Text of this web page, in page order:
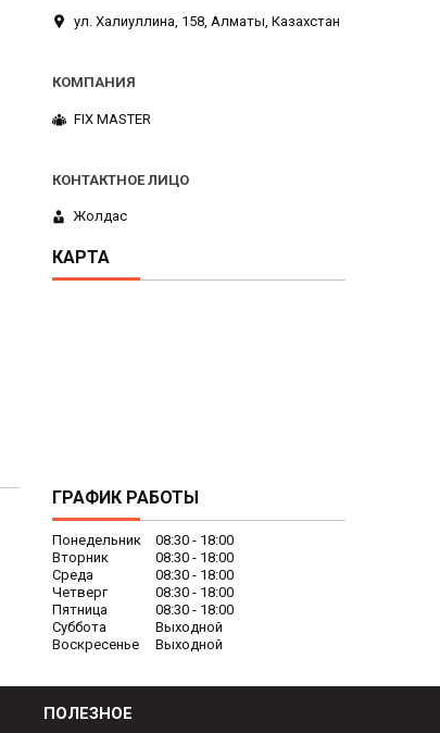
ул. Халиуллина, 158, Алматы, Казахстан
FIX MASTER
Жолдас
КАРТА
ГРАФИК РАБОТЫ
Понедельник 08:30
18:00
Вторник
08:30
18:00
Среда
08:30
18:00
Четверг
08:30
18:00
Пятница
08:30
18:00
Суббота
Выходной
Воскресенье
Выходной
ПОЛЕЗНОЕ